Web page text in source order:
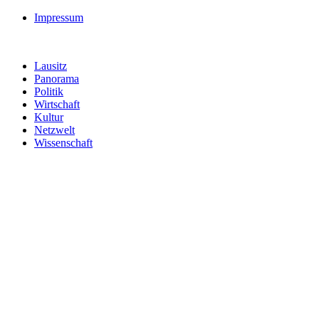
Impressum
Lausitz
Panorama
Politik
Wirtschaft
Kultur
Netzwelt
Wissenschaft